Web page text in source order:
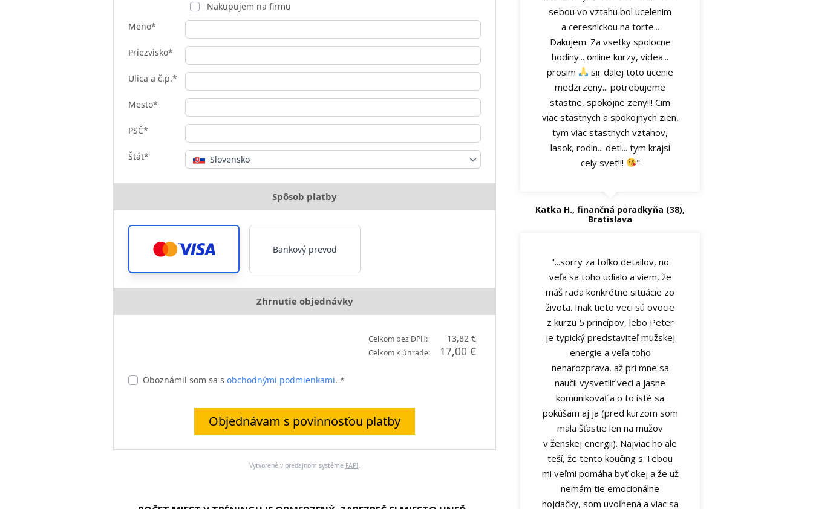
Nakupujem na firmu
Meno*
Priezvisko*
Ulica a č.p.*
Mesto*
PSČ*
Štát* Slovensko
Spôsob platby
Bankový prevod
Zhrnutie objednávky
Celkom bez DPH: 13,82 €
Celkom k úhrade: 17,00 €
Oboznámil som sa s obchodnými podmienkami. *
Objednávam s povinnosťou platby
Vytvorené v predajnom systéme FAPI.
sebou vo vztahu bol ucelenim
a ceresnickou na torte...
Dakujem. Za vsetky spolocne
hodiny... online kurzy, videa...
prosim
sir dalej toto ucenie
medzi zeny... potrebujeme
stastne, spokojne zeny!!! Cim
viac stastnych a spokojnych zien,
tym viac stastnych vztahov,
lasok, rodin... deti... tym krajsi
cely svet!!!
"
Katka H., finančná poradkyňa (38),
Bratislava
"...sorry za toľko detailov, no
veľa sa toho udialo a viem, že
máš rada konkrétne situácie zo
života. Inak tieto veci sú ovocie
z kurzu 5 princípov, lebo Peter
je typický predstaviteľ mužskej
energie a veľa toho
nenarozprava, až pri mne sa
naučil vysvetliť veci a jasne
komunikovať a o to isté sa
pokúšam aj ja (pred kurzom som
mala šťastie len na mužov
v ženskej energii). Najviac ho ale
teší, že tento koučing s Tebou
mi veľmi pomáha byť okej a že už
nemám tie emocionálne
hojdačky, som uvoľnená a viac sa